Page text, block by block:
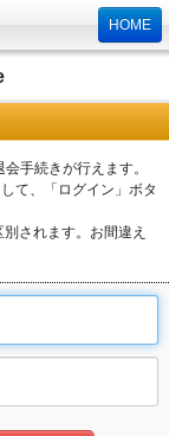
HOME
手続きが行えます。
て、「ログイン」ボタ
されます。お間違え